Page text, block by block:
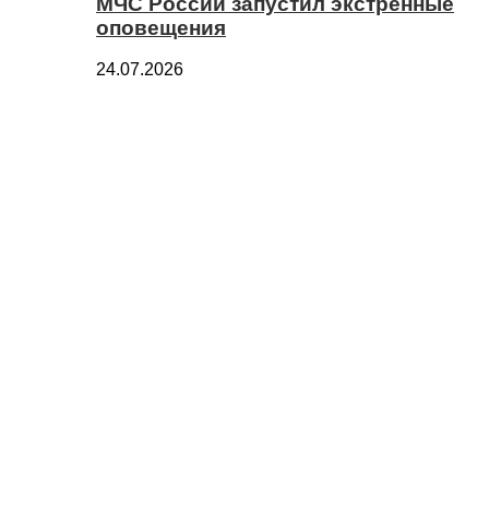
оповещения
24.07.2026